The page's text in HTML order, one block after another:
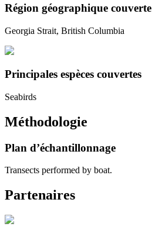
Région géographique couverte
Georgia Strait, British Columbia
Principales espèces couvertes
Seabirds
Méthodologie
Plan d’échantillonnage
Transects performed by boat.
Partenaires